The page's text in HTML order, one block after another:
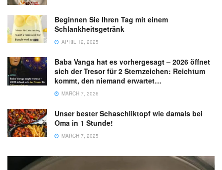
Beginnen Sie Ihren Tag mit einem
Schlankheitsgetränk
APRIL 12, 2025
Baba Vanga hat es vorhergesagt – 2026 öffnet
sich der Tresor für 2 Sternzeichen: Reichtum
kommt, den niemand erwartet…
MARCH 7, 2026
Unser bester Schaschliktopf wie damals bei
Oma in 1 Stunde!
MARCH 7, 2025